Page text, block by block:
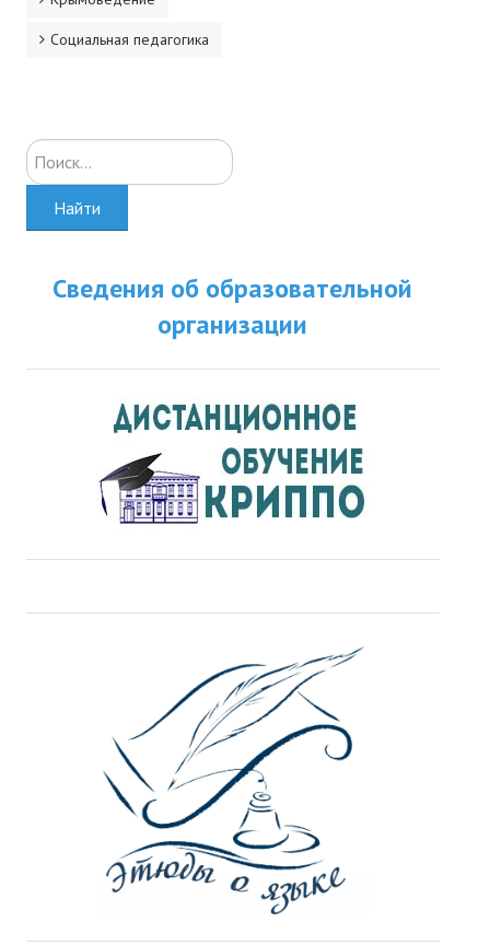
Социальная педагогика
Искать...
Найти
Сведения об образовательной
организации